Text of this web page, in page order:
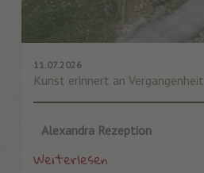
11.07.2026
Kunst erinnert an Vergangenheit
Alexandra Rezeption
Weiterlesen